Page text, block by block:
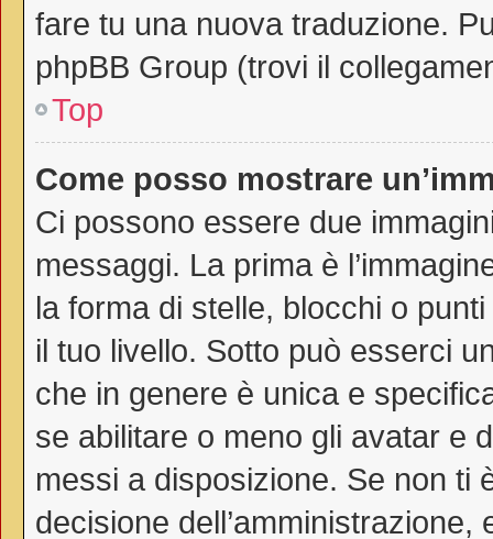
fare tu una nuova traduzione.
phpBB Group (trovi il
Top
Come posso mostrare
Ci possono essere due
messaggi. La prima è
la forma di stelle, blocchi o
il tuo livello. Sotto può esserci
che in genere è unica e
se abilitare o meno gli avatar e
messi a disposizione. Se non ti
decisione